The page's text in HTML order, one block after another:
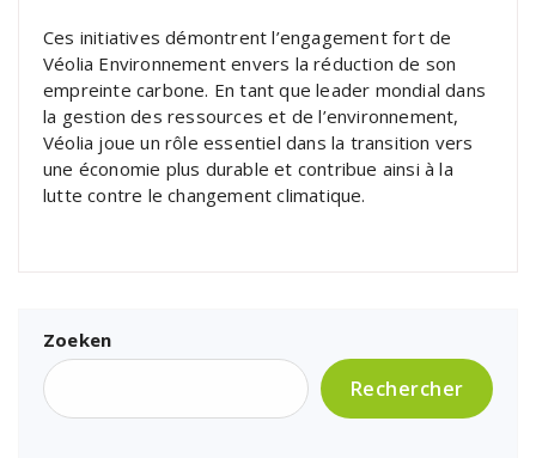
Ces initiatives démontrent l’engagement fort de
Véolia Environnement envers la réduction de son
empreinte carbone. En tant que leader mondial dans
la gestion des ressources et de l’environnement,
Véolia joue un rôle essentiel dans la transition vers
une économie plus durable et contribue ainsi à la
lutte contre le changement climatique.
Zoeken
Rechercher